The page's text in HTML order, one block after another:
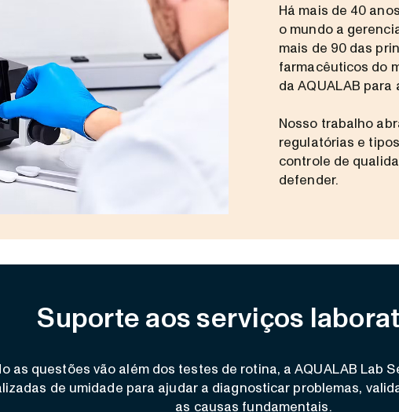
Há mais de 40
o mundo a
mais de 90 das
farmacêuticos do
da AQUALAB
Nosso trabalho
regulatórias e
controle de
defender.
Suporte aos serviços
as questões vão além dos testes de rotina, a AQUALAB Lab
de umidade para ajudar a diagnosticar problemas,
as causas fundamentais.